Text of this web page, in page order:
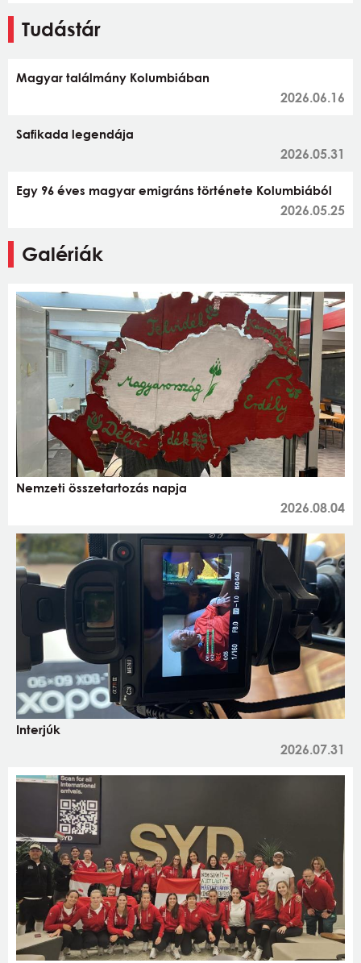
Tudástár
Magyar találmány Kolumbiában
2026.06.16
Safikada legendája
2026.05.31
Egy 96 éves magyar emigráns története Kolumbiából
2026.05.25
Galériák
Nemzeti összetartozás napja
2026.08.04
Interjúk
2026.07.31